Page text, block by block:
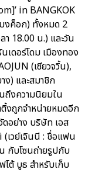
in BANGKOK
งค็อก) ทั้งหมด 2
า 18.00 น.) และวัน
เดอร์โดม เมืองทอง
(เซียวจวิ้น),
ง) และสมาชิก
ถึงความนิยมใน
งถูกจำหน่ายหมดอีก
อย่าง บริษัท เอส
เวย์เจินนี : ชื่อแฟน
กับโซนถ่ายรูปกับ
ต้ บูธ สำหรับเก็บ